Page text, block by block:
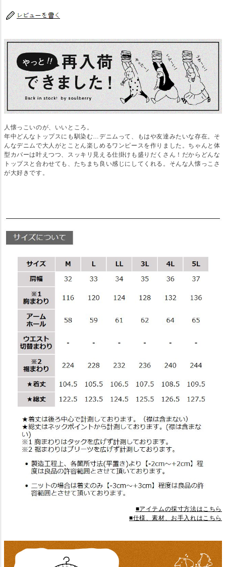
人懐っこいのが、いいところ。
年中どんなトップスにも馴染む…デニムって、もはや友達みたいな存在。そ
んなデニムで大人がとことん楽しめるワンピースを作りました。ちゃんと体
型カバーは叶えつつ、スッキリ見える仕掛けも盛りだくさん！だからどんな
トップスと合わせても、たちまち良い感じにしてくれる。そんな人懐っこさ
が大好きです。
■アイテムの採寸方法はこちら
■仕様、素材、お手入れはこちら